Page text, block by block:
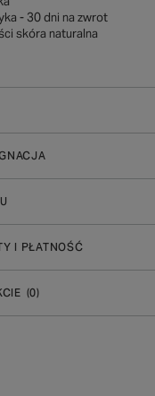
- 30 dni na zwrot
skóra naturalna
I PŁATNOŚĆ
(0)